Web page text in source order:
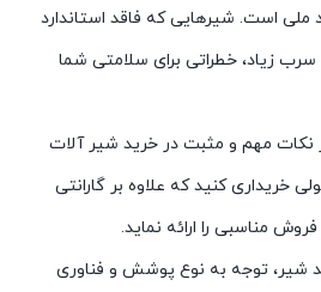
ملی است. شیرهایی که فاقد استاندارد
زیاد، خطراتی برای سلامتی شما
نکات مهم و مثبت در خرید شیر آلات
خریداری کنید که علاوه بر گارانتی
مناسبی را ارائه نماید.
شیر، توجه به نوع پوشش و فناوری